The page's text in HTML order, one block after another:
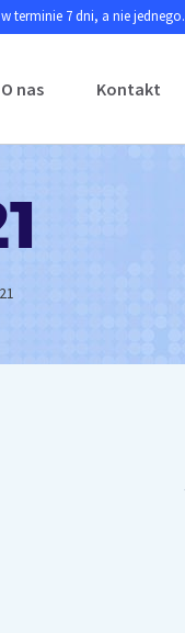
terminie 7 dni, a nie jednego.
O nas Kontakt